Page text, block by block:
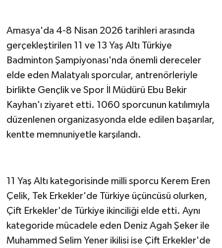
Amasya'da 4-8 Nisan 2026 tarihleri arasında
gerçekleştirilen 11 ve 13 Yaş Altı Türkiye
Badminton Şampiyonası'nda önemli dereceler
elde eden Malatyalı sporcular, antrenörleriyle
birlikte Gençlik ve Spor İl Müdürü Ebu Bekir
Kayhan'ı ziyaret etti. 1060 sporcunun katılımıyla
düzenlenen organizasyonda elde edilen başarılar,
kentte memnuniyetle karşılandı.
11 Yaş Altı kategorisinde milli sporcu Kerem Eren
Çelik, Tek Erkekler'de Türkiye üçüncüsü olurken,
Çift Erkekler'de Türkiye ikinciliği elde etti. Aynı
kategoride mücadele eden Deniz Agah Şeker ile
Muhammed Selim Yener ikilisi ise Çift Erkekler'de